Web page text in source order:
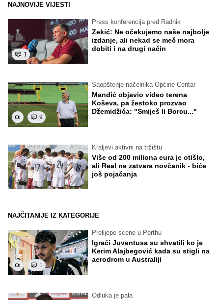
NAJNOVIJE VIJESTI
1
Press konferencija pred Radnik
Zekić: Ne očekujemo naše najbolje
izdanje, ali nekad se meč mora
dobiti i na drugi način
9
Saopštenje načelnika Općine Centar
Mandić objavio video terena
Koševa, pa žestoko prozvao
Džemidžića: "Smiješ li Borcu..."
Kraljevi aktivni na tržištu
Više od 200 miliona eura je otišlo,
ali Real ne zatvara novčanik - biće
još pojačanja
NAJČITANIJE IZ KATEGORIJE
1
Prelijepe scene u Perthu
Igrači Juventusa su shvatili ko je
Kerim Alajbegović kada su stigli na
aerodrom u Australiji
Odluka je pala